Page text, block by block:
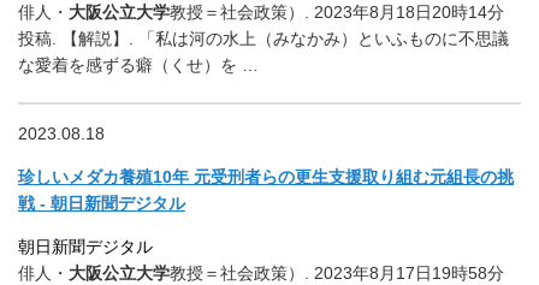
俳人・ 大阪公立大学教授＝社会政策）. 2023年8月18日20時14分
投稿. 【解説】. 「私は河の水上（みなかみ）
といふものに不思議
な愛着を感ずる癖（くせ）を …
2023.08.18
珍しいメダカ養殖10年 元受刑者らの更生支援取り組む元組長の挑
戦 - 朝日新聞デジタル
朝日新聞デジタル
俳人・ 大阪公立大学教授＝社会政策）. 2023年8月17日19時58分